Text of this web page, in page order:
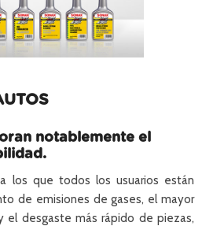
notablemente el
los que todos los usuarios están
de emisiones de gases, el mayor
el desgaste más rápido de piezas,